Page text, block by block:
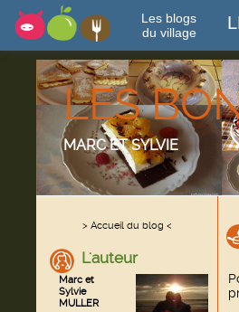
Les blogs
du village
LES
MARC ET SYLVIE
> Accueil du blog <
L'auteur
Marc et
Sylvie
MULLER